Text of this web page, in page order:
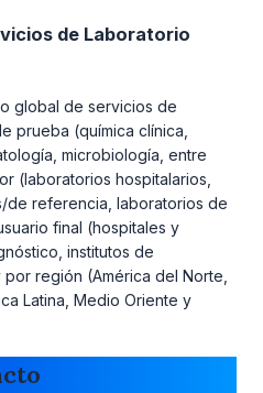
de Laboratorio
global de servicios de
prueba (química clínica,
microbiología, entre
(laboratorios hospitalarios,
referencia, laboratorios de
final (hospitales y
institutos de
región (América del Norte,
Latina, Medio Oriente y